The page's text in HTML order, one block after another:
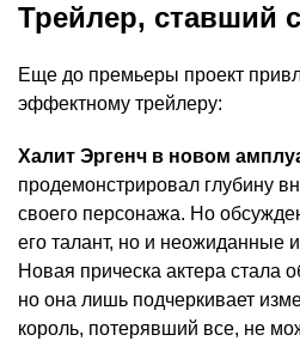
Трейлер, ставший
Еще до премьеры проект
эффектному трейлеру:
Халит Эргенч в новом
продемонстрировал глубину
своего персонажа. Но
его талант, но и неожиданные
Новая прическа актера стала
но она лишь подчеркивает
король, потерявший все, не